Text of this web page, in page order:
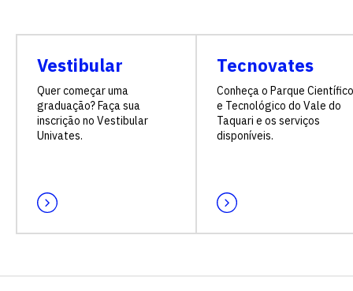
Vestibular
Quer começar uma
graduação? Faça sua
inscrição no Vestibular
Univates.
Tecnovates
Conheça o Parque Científico
e Tecnológico do Vale do
Taquari e os serviços
disponíveis.